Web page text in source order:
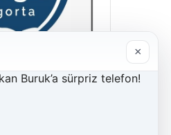
×